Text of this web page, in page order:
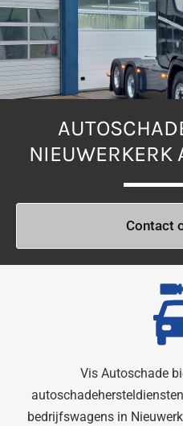
NIEUWERKERK
Contact
Vis Autoschade
bedrijfswagens in